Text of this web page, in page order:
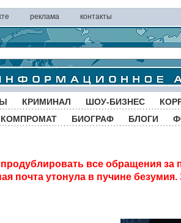
реклама контакты
КРИМИНАЛ ШОУ-БИЗНЕС
КОМПРОМАТ БИОГРАФ БЛОГИ
все обращения за
почта утонула в пучине безумия.